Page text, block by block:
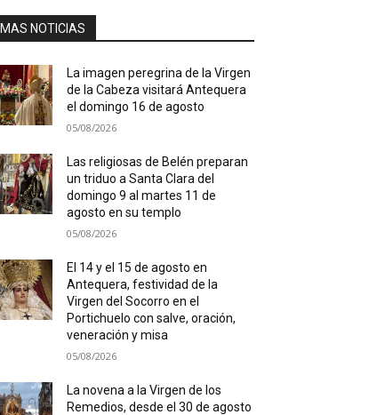
NOTICIAS
La imagen peregrina de la Virgen
de la Cabeza visitará Antequera
el domingo 16 de agosto
05/08/2026
Las religiosas de Belén preparan
un triduo a Santa Clara del
domingo 9 al martes 11 de
agosto en su templo
05/08/2026
El 14 y el 15 de agosto en
Antequera, festividad de la
Virgen del Socorro en el
Portichuelo con salve, oración,
veneración y misa
05/08/2026
La novena a la Virgen de los
Remedios, desde el 30 de agosto